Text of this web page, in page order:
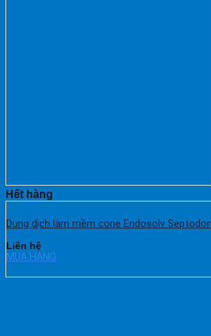
Hết hàng
Dung dịch làm mềm cone Endosolv
Liên hệ
MUA HÀNG